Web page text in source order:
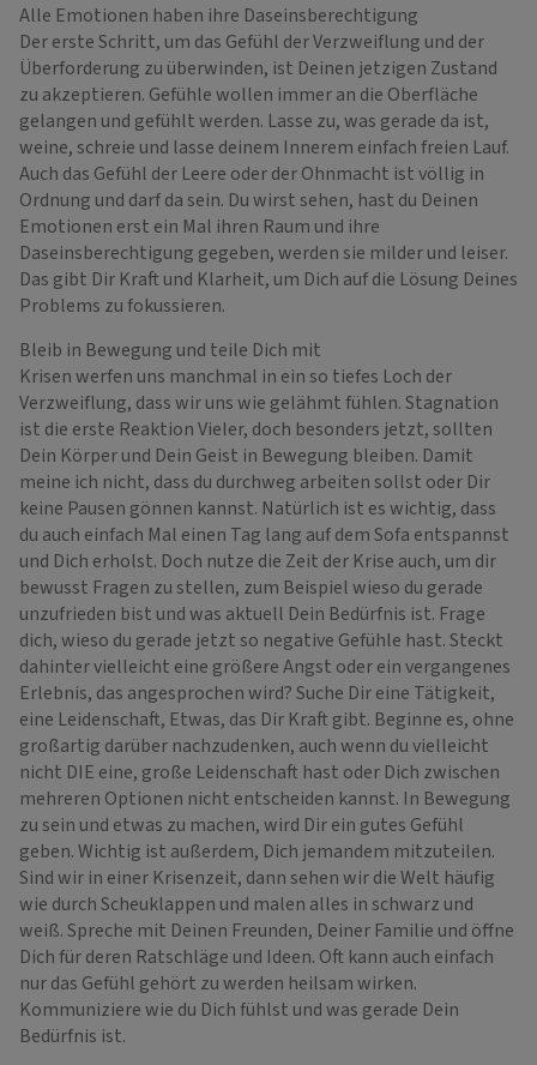
Alle Emotionen haben ihre Daseinsberechtigung
Der erste Schritt, um das Gefühl der Verzweiflung und der
Überforderung zu überwinden, ist Deinen jetzigen Zustand
zu akzeptieren. Gefühle wollen immer an die Oberfläche
gelangen und gefühlt werden. Lasse zu, was gerade da ist,
weine, schreie und lasse deinem Innerem einfach freien Lauf.
Auch das Gefühl der Leere oder der Ohnmacht ist völlig in
Ordnung und darf da sein. Du wirst sehen, hast du Deinen
Emotionen erst ein Mal ihren Raum und ihre
Daseinsberechtigung gegeben, werden sie milder und leiser.
Das gibt Dir Kraft und Klarheit, um Dich auf die Lösung Deines
Problems zu fokussieren.
Bleib in Bewegung und teile Dich mit
Krisen werfen uns manchmal in ein so tiefes Loch der
Verzweiflung, dass wir uns wie gelähmt fühlen. Stagnation
ist die erste Reaktion Vieler, doch besonders jetzt, sollten
Dein Körper und Dein Geist in Bewegung bleiben. Damit
meine ich nicht, dass du durchweg arbeiten sollst oder Dir
keine Pausen gönnen kannst. Natürlich ist es wichtig, dass
du auch einfach Mal einen Tag lang auf dem Sofa entspannst
und Dich erholst. Doch nutze die Zeit der Krise auch, um dir
bewusst Fragen zu stellen, zum Beispiel wieso du gerade
unzufrieden bist und was aktuell Dein Bedürfnis ist. Frage
dich, wieso du gerade jetzt so negative Gefühle hast. Steckt
dahinter vielleicht eine größere Angst oder ein vergangenes
Erlebnis, das angesprochen wird? Suche Dir eine Tätigkeit,
eine Leidenschaft, Etwas, das Dir Kraft gibt. Beginne es, ohne
großartig darüber nachzudenken, auch wenn du vielleicht
nicht DIE eine, große Leidenschaft hast oder Dich zwischen
mehreren Optionen nicht entscheiden kannst. In Bewegung
zu sein und etwas zu machen, wird Dir ein gutes Gefühl
geben. Wichtig ist außerdem, Dich jemandem mitzuteilen.
Sind wir in einer Krisenzeit, dann sehen wir die Welt häufig
wie durch Scheuklappen und malen alles in schwarz und
weiß. Spreche mit Deinen Freunden, Deiner Familie und öffne
Dich für deren Ratschläge und Ideen. Oft kann auch einfach
nur das Gefühl gehört zu werden heilsam wirken.
Kommuniziere wie du Dich fühlst und was gerade Dein
Bedürfnis ist.